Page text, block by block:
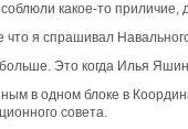
какое-то
что я спрашивал
Это когда Илья
в одном блоке в
совета.